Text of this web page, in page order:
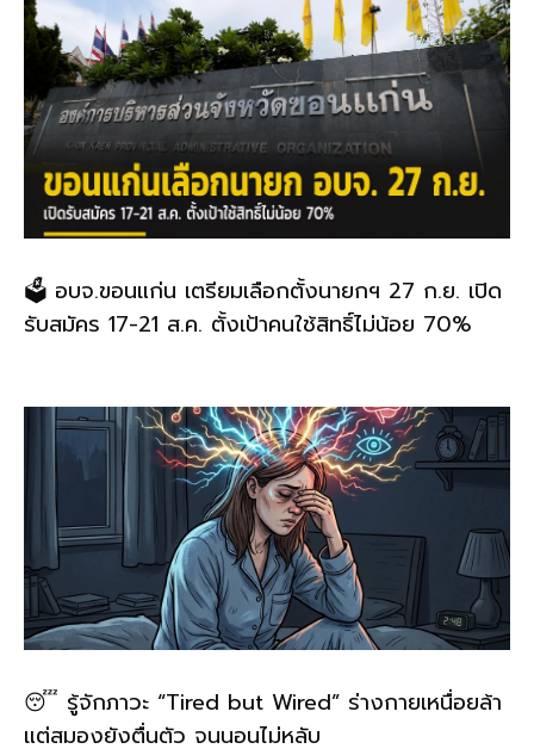
🗳️ อบจ.ขอนแก่น เตรียมเลือกตั้งนายกฯ 27 ก.ย. เปิด
รับสมัคร 17-21 ส.ค. ตั้งเป้าคนใช้สิทธิ์ไม่น้อย 70%
😴 รู้จักภาวะ “Tired but Wired” ร่างกายเหนื่อยล้า
แต่สมองยังตื่นตัว จนนอนไม่หลับ